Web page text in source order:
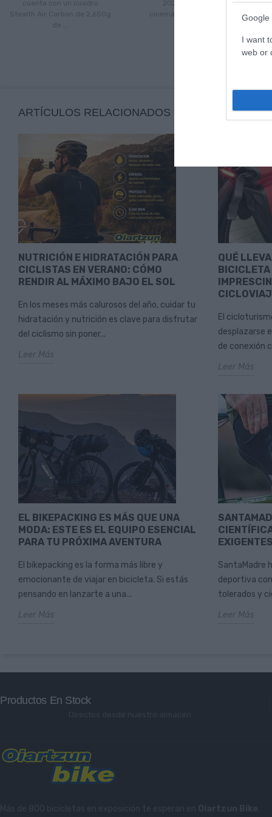
Google
I want
web or
2024 disfruta de una
cinemática del sistema de ...
ARTÍCULOS RELACIONADOS
NUTRICIÓN E HIDRATACIÓN PARA
CICLISTAS EN VERANO: CÓMO
RENDIR AL MÁXIMO BAJO EL SOL
En los meses más calurosos del año, cuidar tu
hidratación y nutrición es clave para disfrutar
del ciclismo sin poner...
Leer Más
QUÉ
BICICLETA
El
desplazarse
de conexión
Leer Más
EL BIKEPACKING ES MÁS QUE UNA
MODA: ESTE ES EL EQUIPO ESENCIAL
PARA TU PRÓXIMA AVENTURA
El bikepacking es la forma más libre y
emocionante de viajar en bicicleta. Si estás
pensando en lanzarte a una...
Leer Más
SantaMadre
deportiva
tolerados y
Leer Más
Productos En Stock